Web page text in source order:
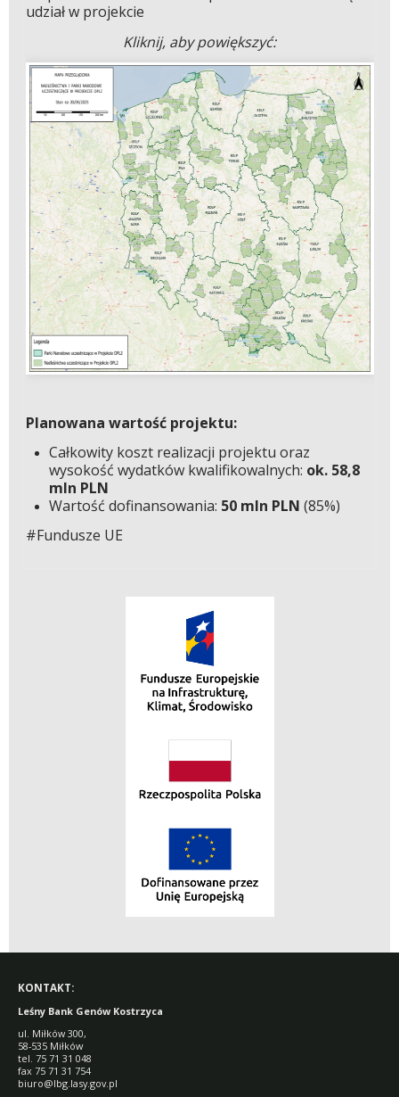
udział w projekcie
Kliknij, aby powiększyć:
Planowana wartość projektu:
Całkowity koszt realizacji projektu oraz
wysokość wydatków kwalifikowalnych: ok. 58,8
mln PLN
Wartość dofinansowania: 50 mln PLN (85%)
#Fundusze UE
KONTAKT:
Leśny Bank Genów Kostrzyca
ul. Miłków 300,
58-535 Miłków
tel. 75 71 31 048
fax 75 71 31 754
biuro@lbg.lasy.gov.pl